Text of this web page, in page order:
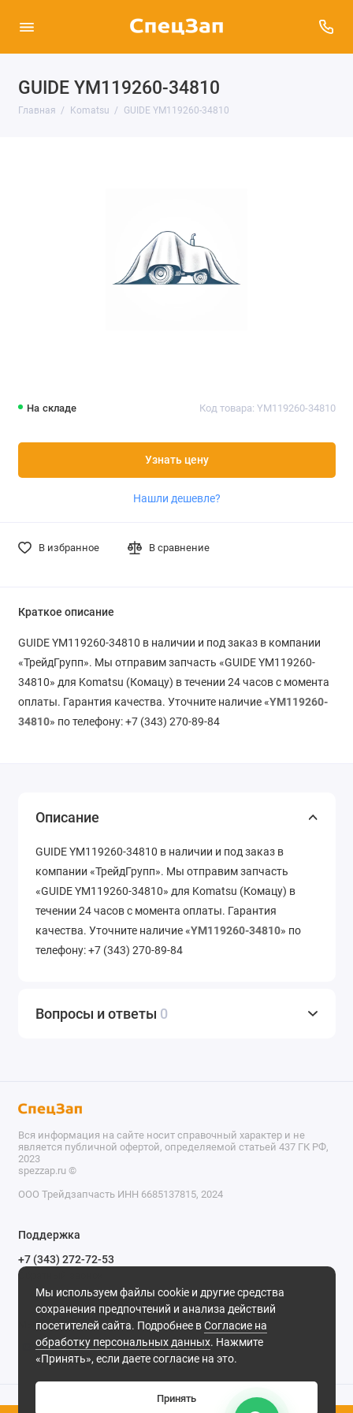
GUIDE YM119260-34810
Главная Komatsu GUIDE YM119260-34810
На складе Код товара: YM119260-34810
Узнать цену
Нашли дешевле?
В избранное В сравнение
Краткое описание
GUIDE YM119260-34810 в наличии и под заказ в компании
«ТрейдГрупп». Мы отправим запчасть «GUIDE YM119260-
34810» для Komatsu (Комацу) в течении 24 часов с момента
оплаты. Гарантия качества. Уточните наличие «YM119260-
34810» по телефону: +7 (343) 270-89-84
Описание
GUIDE YM119260-34810 в наличии и под заказ в
компании «ТрейдГрупп». Мы отправим запчасть
«GUIDE YM119260-34810» для Komatsu (Комацу) в
течении 24 часов с момента оплаты. Гарантия
качества. Уточните наличие «YM119260-34810» по
телефону: +7 (343) 270-89-84
Вопросы и ответы 0
Мы используем файлы cookie и другие средства
сохранения предпочтений и анализа действий
посетителей сайта. Подробнее вСогласие на
обработку персональных данных. Нажмите
«Принять», если даете согласие на это.
Принять
Вся информация на сайте носит справочный характер и не
является публичной офертой, определяемой статьей 437 ГК РФ,
2023
spezzap.ru ©️
ООО Трейдзапчасть ИНН 6685137815, 2024
Поддержка
+7 (343) 272-72-53
Обратный звонок
620030, г. Екатеринбург, ул. Карьерная, д. 14, оф. 14.
Мы в сети